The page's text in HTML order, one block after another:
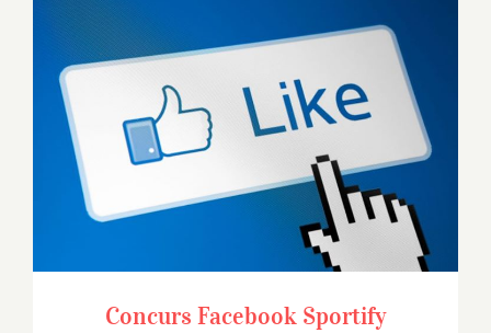
Concurs Facebook Sportify
Concurs Facebook Sportify